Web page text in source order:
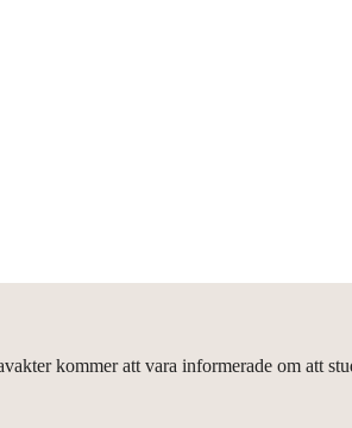
kommer att vara informerade om att